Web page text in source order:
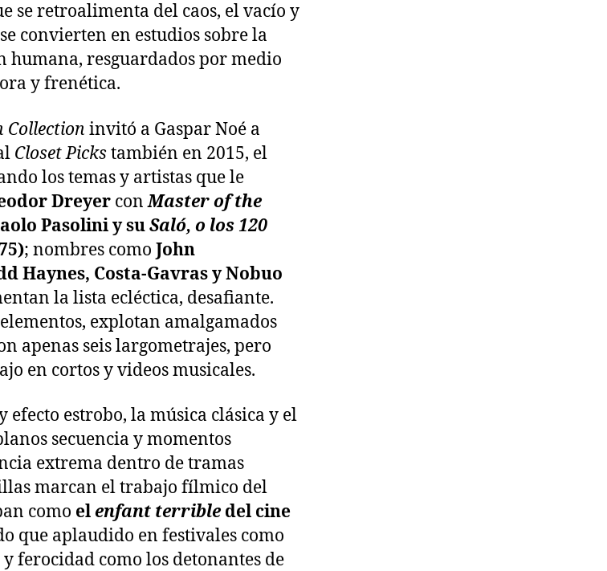
se retroalimenta del caos, el vacío y
convierten en estudios sobre la
humana, resguardados por medio
y frenética.
Collection invitó a Gaspar Noé a
Closet Picks también en 2015, el
los temas y artistas que le
Dreyer conMaster of the
Pasolini y suSaló, o los 120
; nombres como John
Haynes, Costa-Gavras y Nobuo
la lista ecléctica, desafiante.
explotan amalgamados
apenas seis largometrajes, pero
en cortos y videos musicales.
efecto estrobo, la música clásica y el
secuencia y momentos
extrema dentro de tramas
marcan el trabajo fílmico del
como elenfant terrible del cine
que aplaudido en festivales como
y ferocidad como los detonantes de